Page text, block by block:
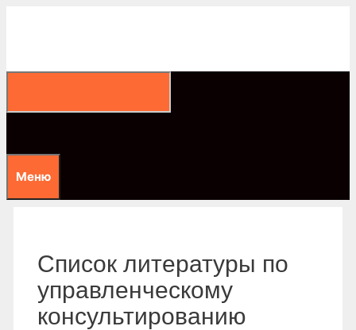
Меню
Список литературы по
управленческому
консультированию